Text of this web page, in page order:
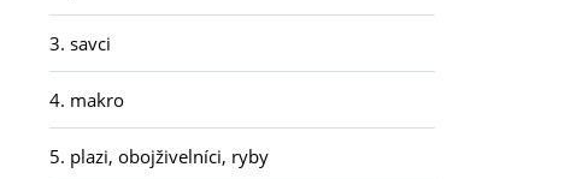
3. savci
4. makro
5. plazi, obojživelníci, ryby